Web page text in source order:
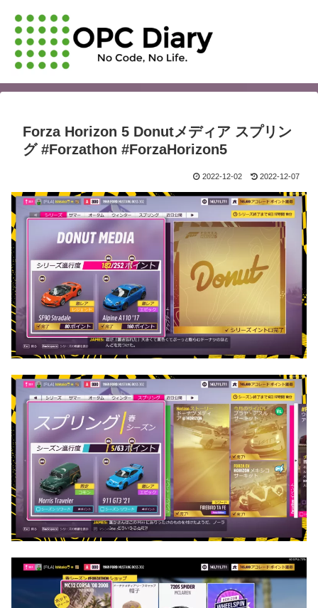
Forza Horizon 5 Donutメディア スプリン
グ #Forzathon #ForzaHorizon5
2022-12-02 2022-12-07